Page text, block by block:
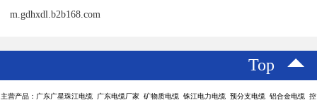
m.gdhxdl.b2b168.com
Top
主营产品：广东广星珠江电缆 广东电缆厂家 矿物质电缆 铢江电力电缆 预分支电缆 铝合金电缆 控